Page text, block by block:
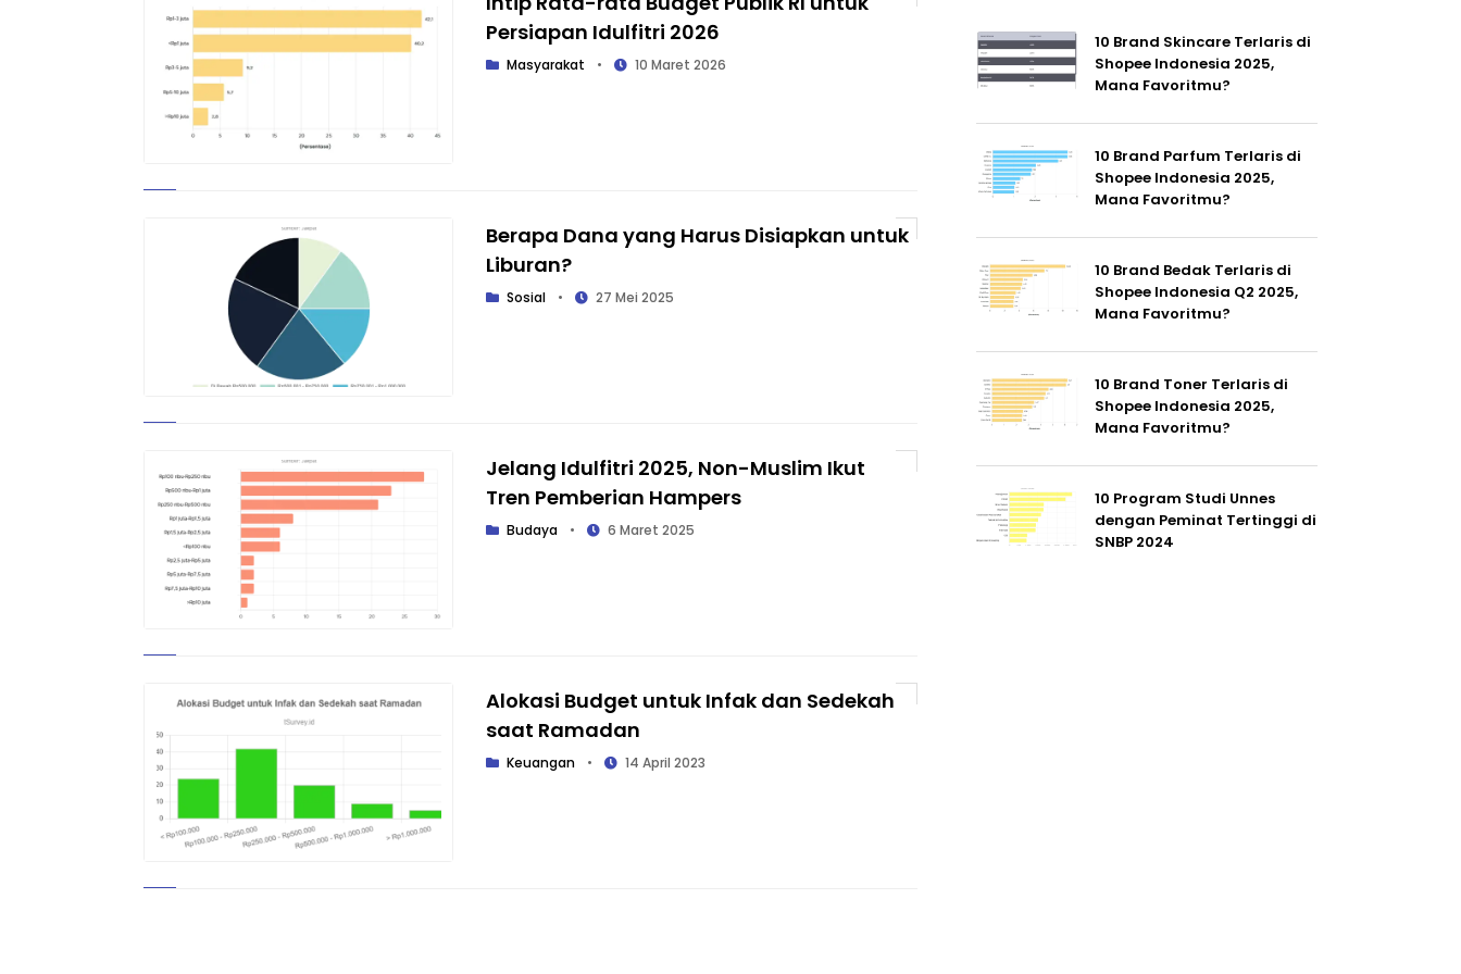
Persiapan Idulfitri 2026
Masyarakat • 10 Maret 2026
Berapa Dana yang Harus Disiapkan untuk
Liburan?
Sosial • 27 Mei 2025
Jelang Idulfitri 2025, Non-Muslim Ikut
Tren Pemberian Hampers
Budaya • 6 Maret 2025
Alokasi Budget untuk Infak dan Sedekah
saat Ramadan
Keuangan • 14 April 2023
10 Brand Skincare Terlaris di
Shopee Indonesia 2025,
Mana Favoritmu?
10 Brand Parfum Terlaris di
Shopee Indonesia 2025,
Mana Favoritmu?
10 Brand Bedak Terlaris di
Shopee Indonesia Q2 2025,
Mana Favoritmu?
10 Brand Toner Terlaris di
Shopee Indonesia 2025,
Mana Favoritmu?
10 Program Studi Unnes
dengan Peminat Tertinggi di
SNBP 2024